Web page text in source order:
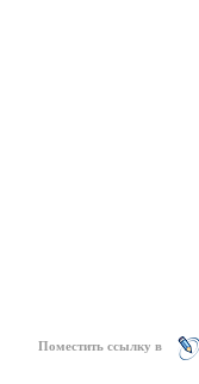
Поместить ссылку в